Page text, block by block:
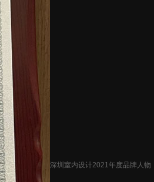
深圳室内设计2021年度品牌人物